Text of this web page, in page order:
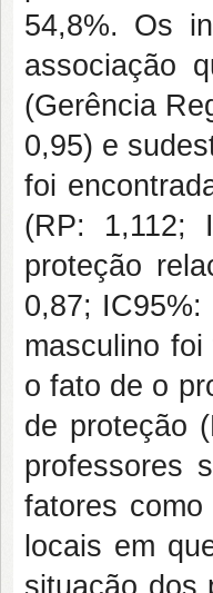
54,8%. Os
associação
(Gerência
0,95) e
foi
(RP: 1,112;
proteção
0,87;
masculino
o fato de o
de proteção
professores
fatores
locais em
situação dos